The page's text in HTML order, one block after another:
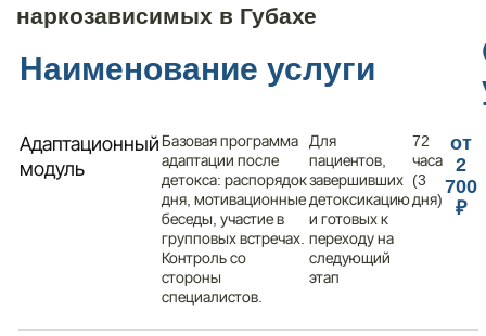
наркозависимых в Губахе
Наименование услуги
Адаптационный
модуль
Базовая программа
адаптации после
детокса: распорядок
дня, мотивационные
беседы, участие в
групповых встречах.
Контроль со
стороны
специалистов.
Для
пациентов,
завершивших
детоксикацию
и готовых к
переходу на
следующий
этап
72
часа
(3
дня)
от
2
700
₽